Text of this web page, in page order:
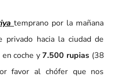
temprano por la mañana
privado hacia la ciudad de
en coche y7.500 rupias(38
favor al chófer que nos